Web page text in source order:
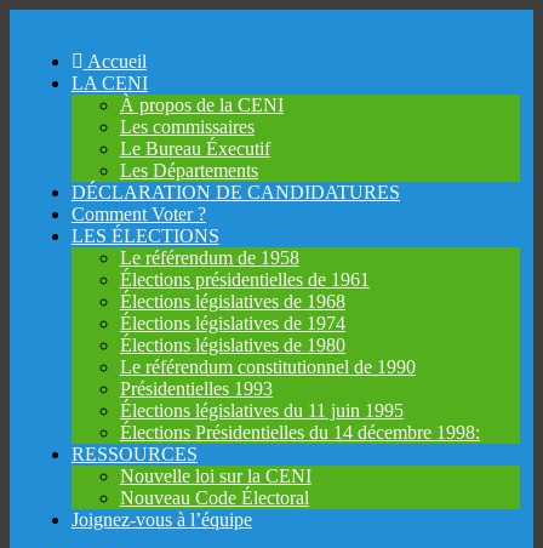
Accueil
LA CENI
À propos de la CENI
Les commissaires
Le Bureau Éxecutif
Les Départements
DÉCLARATION DE CANDIDATURES
Comment Voter ?
LES ÉLECTIONS
Le référendum de 1958
Élections présidentielles de 1961
Élections législatives de 1968
Élections législatives de 1974
Élections législatives de 1980
Le référendum constitutionnel de 1990
Présidentielles 1993
Élections législatives du 11 juin 1995
Élections Présidentielles du 14 décembre 1998:
RESSOURCES
Nouvelle loi sur la CENI
Nouveau Code Électoral
Joignez-vous à l’équipe